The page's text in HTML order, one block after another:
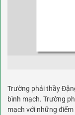
Trường phái thầy
bình mạch. Trường
mạch với những